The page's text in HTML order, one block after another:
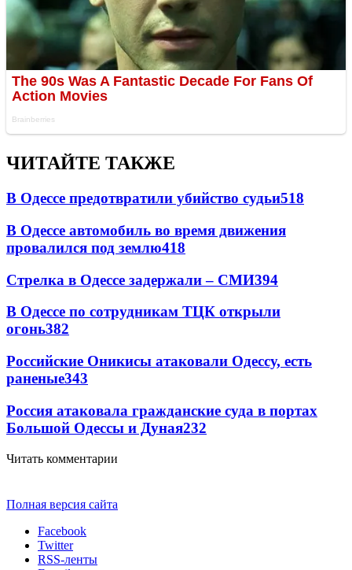
ЧИТАЙТЕ ТАКЖЕ
В Одессе предотвратили убийство судьи518
В Одессе автомобиль во время движения
провалился под землю418
Стрелка в Одессе задержали – СМИ394
В Одессе по сотрудникам ТЦК открыли
огонь382
Российские Оникисы атаковали Одессу, есть
раненые343
Россия атаковала гражданские суда в портах
Большой Одессы и Дуная232
Читать комментарии
Полная версия сайта
Facebook
Twitter
RSS-ленты